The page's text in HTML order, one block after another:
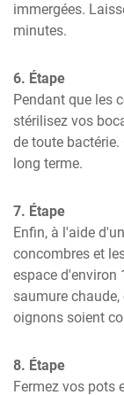
immergées.
minutes.
6. Étape
Pendant que les
stérilisez vos
de toute
long terme.
7. Étape
Enfin, à l'aide
concombres et
espace d'environ
saumure
oignons soient
8. Étape
Fermez vos pots